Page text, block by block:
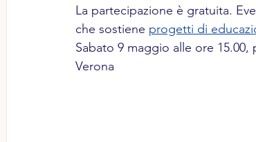
La partecipazione è gratuita.
che sostiene progetti di
Sabato 9 maggio alle ore 15.00,
Verona